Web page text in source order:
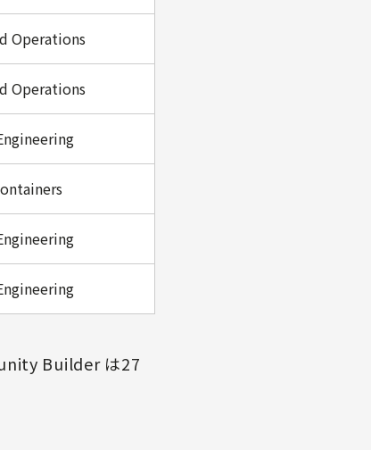
Operations
Operations
Builder は27